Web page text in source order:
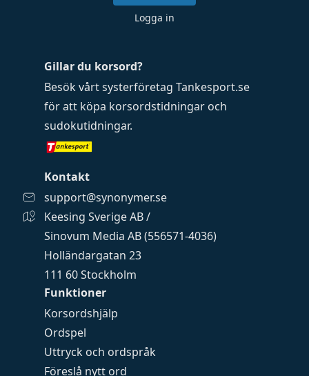
Funktioner
Korsordshjälp
Ordspel
Uttryck och ordspråk
Föreslå nytt ord
Gillar du korsord?
Besök vårt systerföretag Tankesport.se
för att köpa korsordstidningar och
sudokutidningar.
Kontakt
support@synonymer.se
Keesing Sverige AB /
Sinovum Media AB (556571-4036)
Holländargatan 23
111 60 Stockholm
Logga in